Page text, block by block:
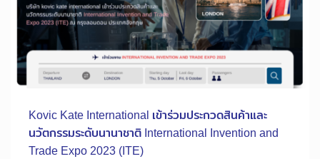
Kovic Kate International เข้าร่วมประกวดสินค้าและ
นวัตกรรมระดับนานาชาติ International Invention and
Trade Expo 2023 (ITE)